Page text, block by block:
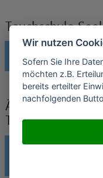
Tauchschule
Tauchschule
Änderung der
Tauchschule
Wir nutzen
Sofern Sie Ihre
möchten z.B.
bereits erteilter
nachfolgenden